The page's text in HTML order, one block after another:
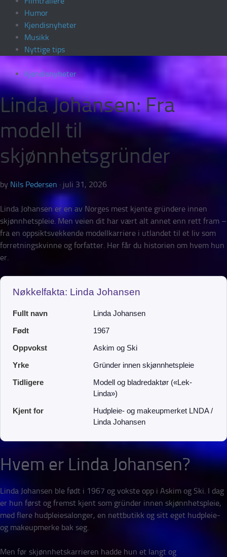
Humor
Kjendisnyheter
Musikk
Nyttige tips
Kjendisnyheter
Linda Johansen: Fra
modell til
skjønnhetsgründer
by Nils Pedersen · juli 31, 2026
Linda Johansen er en av Norges mest kjente gründere innen
skjønnhetspleie. Men veien dit har vært alt annet enn rett fram –
fra en oppsiktsvekkende modellkarriere i utlandet til et liv som
forretningskvinne og forfatter. Her får du historien om hvem hun
er.
Nøkkelfakta: Linda Johansen
Fullt navn
Linda Johansen
Født
1967
Oppvokst
Askim og Ski
Yrke
Gründer innen skjønnhetspleie
Tidligere
Modell og bladredaktør («Lek-
Linda»)
Kjent for
Hudpleie- og makeupmerket LNDA /
Linda Johansen
Hvem er Linda Johansen?
Linda Johansen ble født i 1967 og vokste opp i Askim og Ski. I dag
er hun først og fremst kjent som gründer innen skjønnhetspleie,
med flere hudpleiesalonger, en nettbutikk og sitt eget hudpleie-
og makeupmerke bak seg.
Men før skjønnhetskarrieren hadde hun et langt og